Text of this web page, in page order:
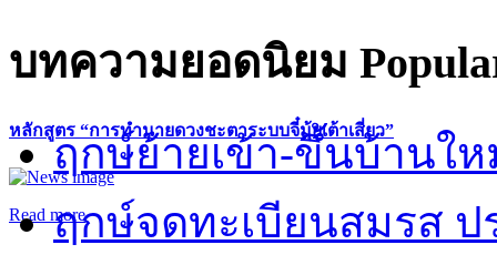
หลักสูตร “การทำนายดวงชะตาระบบจี๋มุ้ยเต้าเสี่ยว”
Read more
บทความยอดนิยม
ฤกษ์ย้ายเข้า-ขึ้นบ้านให
ฤกษ์จดทะเบียนสมรส ป